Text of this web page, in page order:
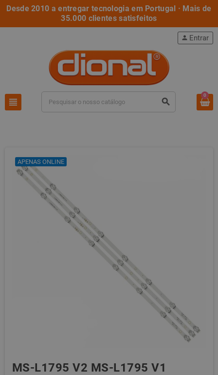
Desde 2010 a entregar tecnologia em Portugal · Mais de
35.000 clientes satisfeitos
view_headline search
person Entrar
0
APENAS ONLINE
MS-L1795 V2 MS-L1795 V1